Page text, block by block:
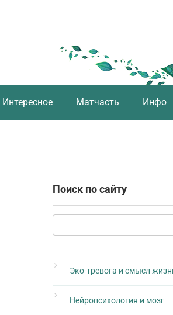
Интересное Матчасть Инфо
Поиск по сайту
Эко-тревога и смысл
Нейропсихология и мозг